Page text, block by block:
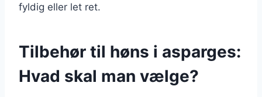
fyldig eller let ret.
Tilbehør til høns i asparges:
Hvad skal man vælge?